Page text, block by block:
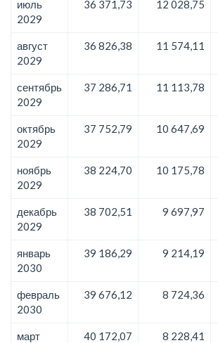
июль
2029
36 371,73 12 028,75
август
2029
36 826,38 11 574,11
сентябрь
2029
37 286,71 11 113,78
октябрь
2029
37 752,79 10 647,69
ноябрь
2029
38 224,70 10 175,78
декабрь
2029
38 702,51 9 697,97
январь
2030
39 186,29 9 214,19
февраль
2030
39 676,12 8 724,36
март
40 172,07 8 228,41